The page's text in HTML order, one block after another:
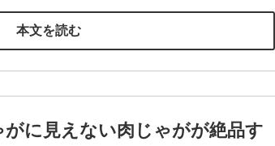
本文を読む
がに見えない肉じゃがが絶品す